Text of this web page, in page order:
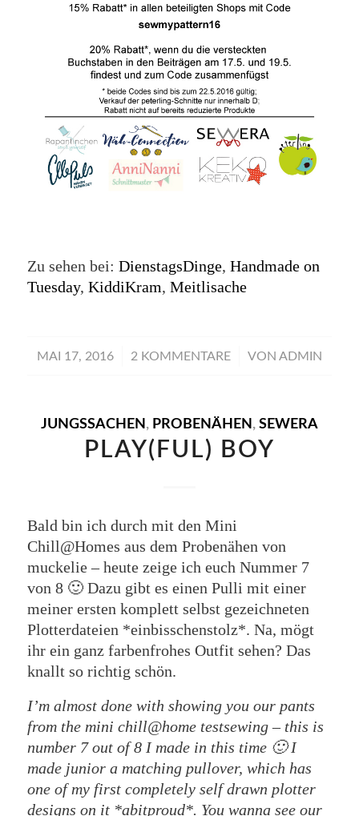
Zu sehen bei: DienstagsDinge, Handmade on
Tuesday, KiddiKram, Meitlisache
MAI 17, 2016
/ 2 KOMMENTARE
/ VON ADMIN
JUNGSSACHEN , PROBENÄHEN , SEWERA
PLAY(FUL) BOY
Bald bin ich durch mit den Mini
Chill@Homes aus dem Probenähen von
muckelie – heute zeige ich euch Nummer 7
von 8 🙂 Dazu gibt es einen Pulli mit einer
meiner ersten komplett selbst gezeichneten
Plotterdateien *einbisschenstolz*. Na, mögt
ihr ein ganz farbenfrohes Outfit sehen? Das
knallt so richtig schön.
I’m almost done with showing you our pants
from the mini chill@home testsewing – this is
number 7 out of 8 I made in this time 🙂 I
made junior a matching pullover, which has
one of my first completely self drawn plotter
designs on it *abitproud*. You wanna see our